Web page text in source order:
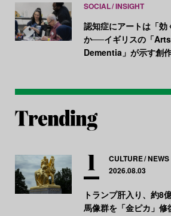
SOCIAL INSIGHT
認知症にアートは「効
か──イギリスの「
Dementia」が示す創
CULTURE NEWS
2026.08.03
トランプ肝入り、約8
馬像群を「金ピカ」修